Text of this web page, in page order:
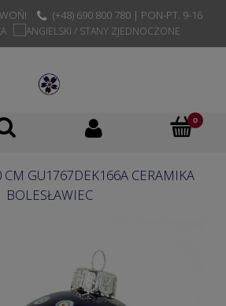
(+48) 690 800 780 | PON-PT. 9-16
GU1767DEK166A CERAMIKA
BOLESŁAWIEC